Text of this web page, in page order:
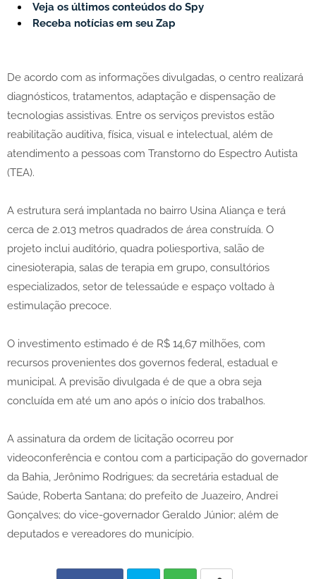
Veja os últimos conteúdos do Spy
Receba notícias em seu Zap
De acordo com as informações divulgadas, o centro realizará
diagnósticos, tratamentos, adaptação e dispensação de
tecnologias assistivas. Entre os serviços previstos estão
reabilitação auditiva, física, visual e intelectual, além de
atendimento a pessoas com Transtorno do Espectro Autista
(TEA).
A estrutura será implantada no bairro Usina Aliança e terá
cerca de 2.013 metros quadrados de área construída. O
projeto inclui auditório, quadra poliesportiva, salão de
cinesioterapia, salas de terapia em grupo, consultórios
especializados, setor de telessaúde e espaço voltado à
estimulação precoce.
O investimento estimado é de R$ 14,67 milhões, com
recursos provenientes dos governos federal, estadual e
municipal. A previsão divulgada é de que a obra seja
concluída em até um ano após o início dos trabalhos.
A assinatura da ordem de licitação ocorreu por
videoconferência e contou com a participação do governador
da Bahia, Jerônimo Rodrigues; da secretária estadual de
Saúde, Roberta Santana; do prefeito de Juazeiro, Andrei
Gonçalves; do vice-governador Geraldo Júnior; além de
deputados e vereadores do município.